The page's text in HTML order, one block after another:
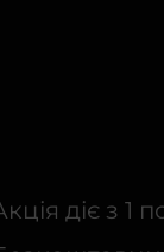
діє з 1